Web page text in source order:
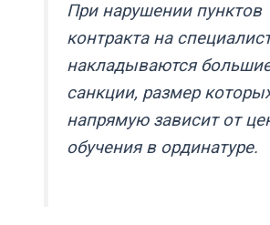
При нарушении пунктов
контракта на
накладываются
санкции, размер
напрямую зависит от
обучения в ординатуре.